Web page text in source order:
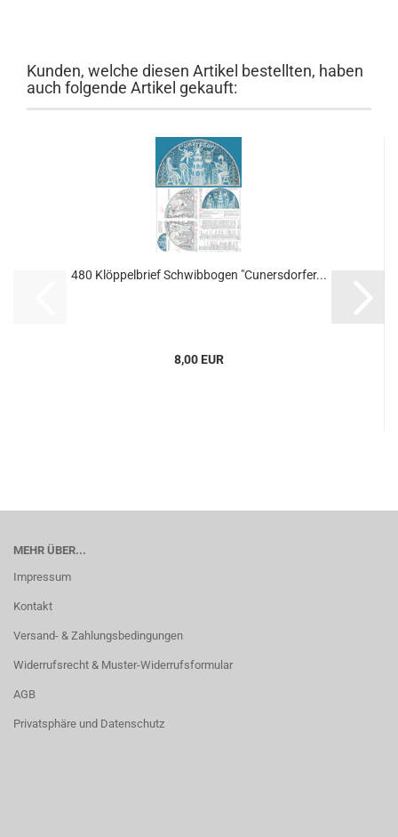
Kunden, welche diesen Artikel bestellten, haben
auch folgende Artikel gekauft:
480 Klöppelbrief Schwibbogen "Cunersdorfer...
8,00 EUR
MEHR ÜBER...
Impressum
Kontakt
Versand- & Zahlungsbedingungen
Widerrufsrecht & Muster-Widerrufsformular
AGB
Privatsphäre und Datenschutz